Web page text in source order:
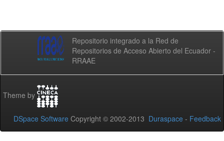
Repositorio integrado a la Red de
Repositorios de Acceso Abierto del Ecuador -
RRAAE
Theme by
DSpace Software Copyright © 2002-2013 Duraspace - Feedback